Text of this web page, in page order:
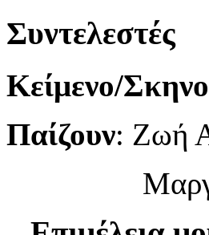
Συντελεστές
Κείμενο/
Παίζουν: Ζωή